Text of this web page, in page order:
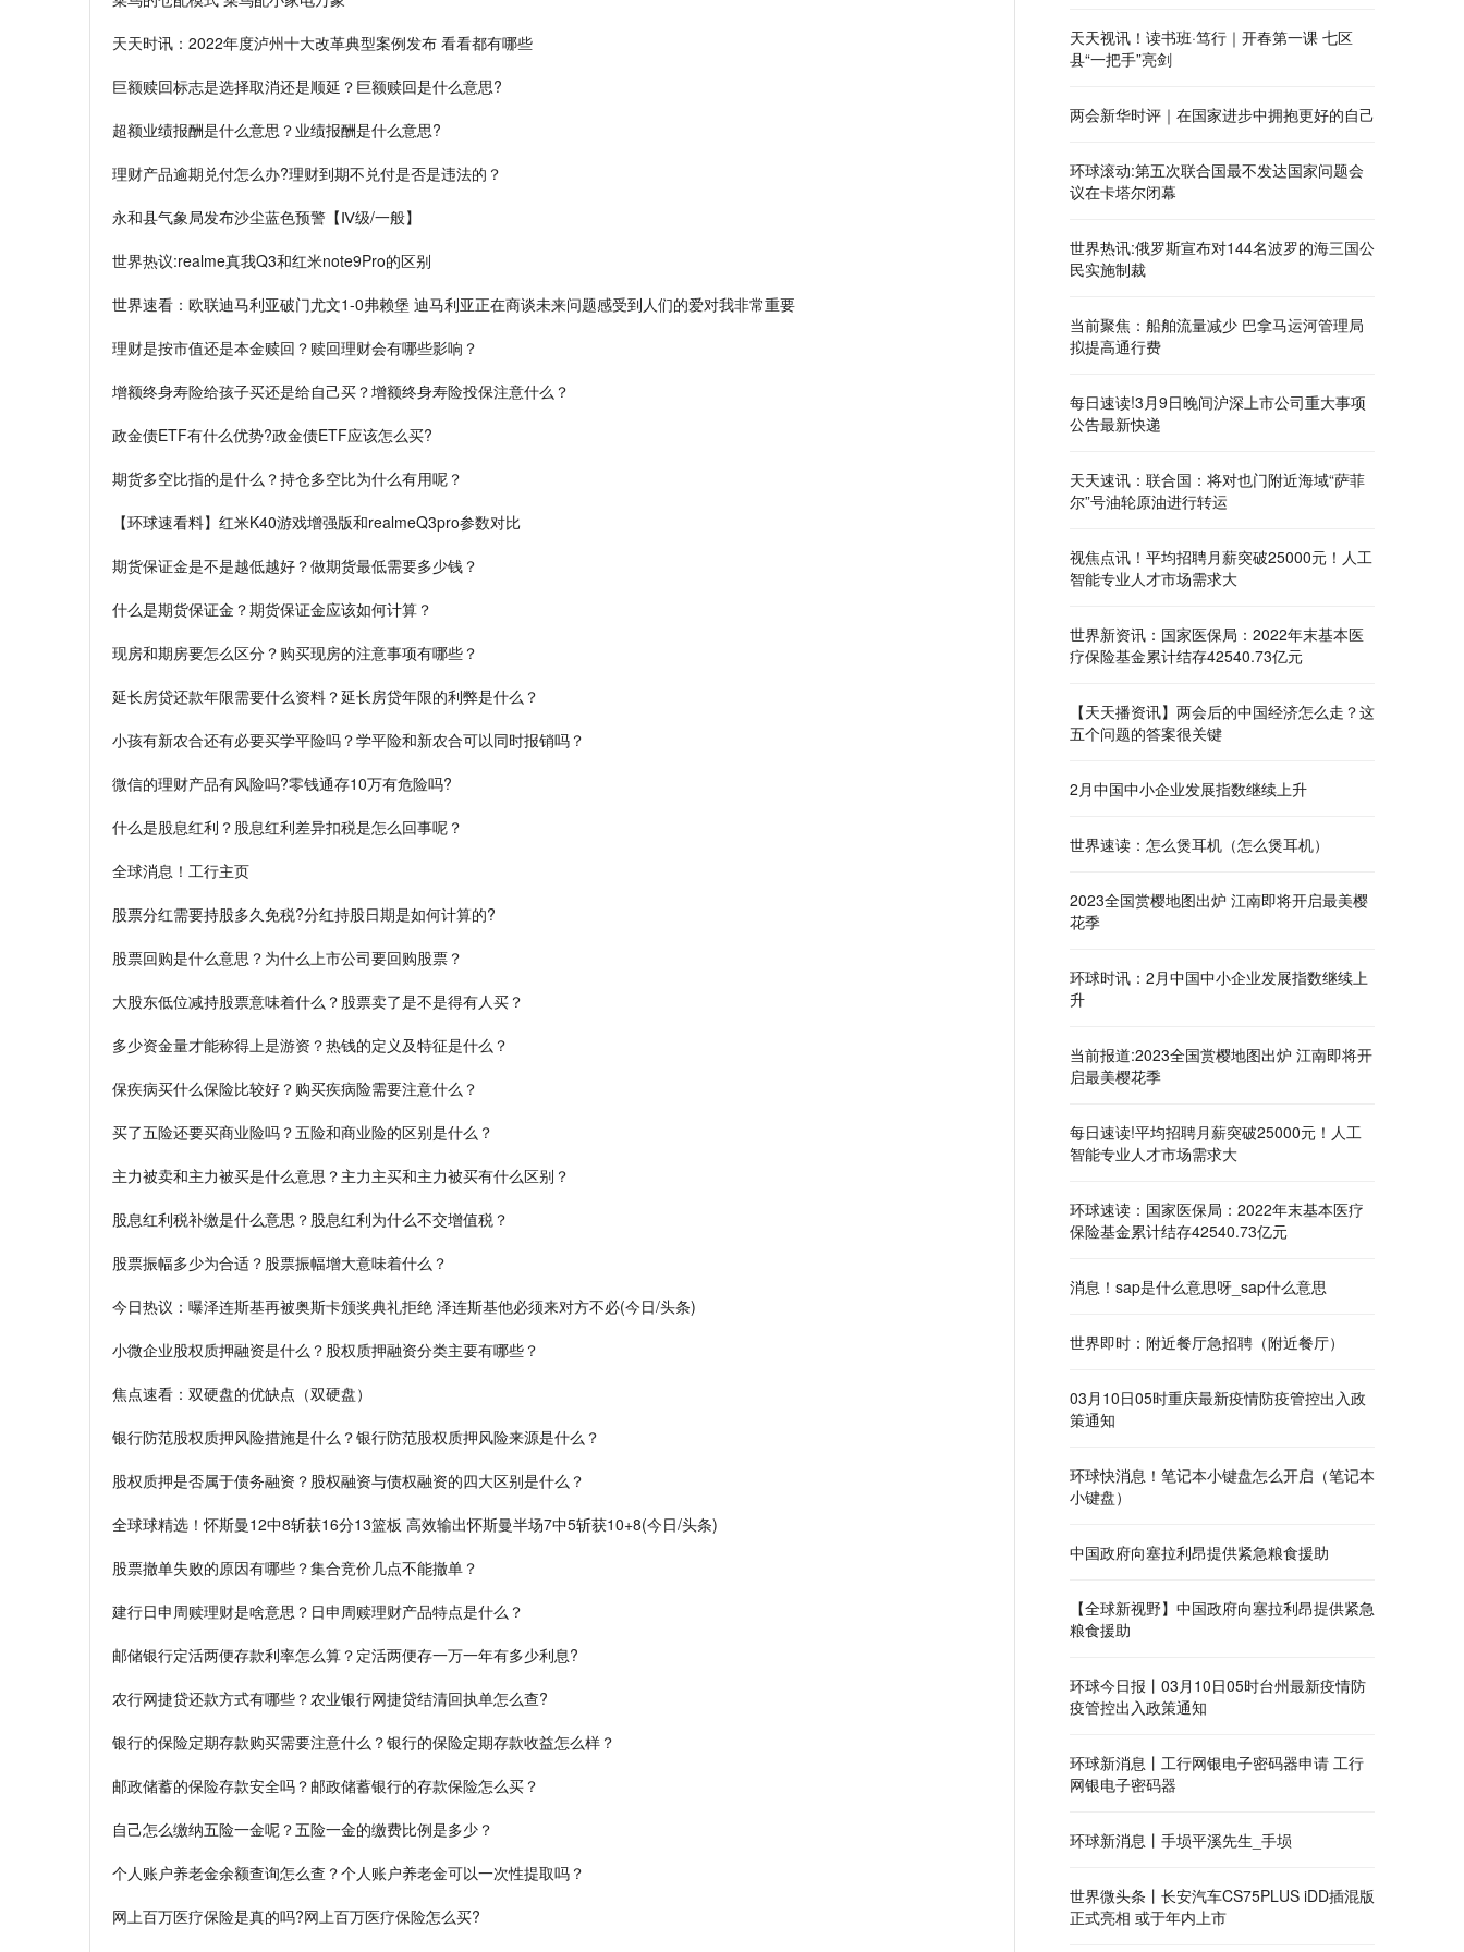
天天时讯：2022年度泸州十大改革典型案例发布 看看都有哪些
巨额赎回标志是选择取消还是顺延？巨额赎回是什么意思?
超额业绩报酬是什么意思？业绩报酬是什么意思?
理财产品逾期兑付怎么办?理财到期不兑付是否是违法的？
永和县气象局发布沙尘蓝色预警【Ⅳ级/一般】
世界热议:realme真我Q3和红米note9Pro的区别
世界速看：欧联迪马利亚破门尤文1-0弗赖堡 迪马利亚正在商谈未来问题感受到人们的爱对我非常重要
理财是按市值还是本金赎回？赎回理财会有哪些影响？
增额终身寿险给孩子买还是给自己买？增额终身寿险投保注意什么？
政金债ETF有什么优势?政金债ETF应该怎么买?
期货多空比指的是什么？持仓多空比为什么有用呢？
【环球速看料】红米K40游戏增强版和realmeQ3pro参数对比
期货保证金是不是越低越好？做期货最低需要多少钱？
什么是期货保证金？期货保证金应该如何计算？
现房和期房要怎么区分？购买现房的注意事项有哪些？
延长房贷还款年限需要什么资料？延长房贷年限的利弊是什么？
小孩有新农合还有必要买学平险吗？学平险和新农合可以同时报销吗？
微信的理财产品有风险吗?零钱通存10万有危险吗?
什么是股息红利？股息红利差异扣税是怎么回事呢？
全球消息！工行主页
股票分红需要持股多久免税?分红持股日期是如何计算的?
股票回购是什么意思？为什么上市公司要回购股票？
大股东低位减持股票意味着什么？股票卖了是不是得有人买？
多少资金量才能称得上是游资？热钱的定义及特征是什么？
保疾病买什么保险比较好？购买疾病险需要注意什么？
买了五险还要买商业险吗？五险和商业险的区别是什么？
主力被卖和主力被买是什么意思？主力主买和主力被买有什么区别？
股息红利税补缴是什么意思？股息红利为什么不交增值税？
股票振幅多少为合适？股票振幅增大意味着什么？
今日热议：曝泽连斯基再被奥斯卡颁奖典礼拒绝 泽连斯基他必须来对方不必(今日/头条)
小微企业股权质押融资是什么？股权质押融资分类主要有哪些？
焦点速看：双硬盘的优缺点（双硬盘）
银行防范股权质押风险措施是什么？银行防范股权质押风险来源是什么？
股权质押是否属于债务融资？股权融资与债权融资的四大区别是什么？
全球球精选！怀斯曼12中8斩获16分13篮板 高效输出怀斯曼半场7中5斩获10+8(今日/头条)
股票撤单失败的原因有哪些？集合竞价几点不能撤单？
建行日申周赎理财是啥意思？日申周赎理财产品特点是什么？
邮储银行定活两便存款利率怎么算？定活两便存一万一年有多少利息?
农行网捷贷还款方式有哪些？农业银行网捷贷结清回执单怎么查?
银行的保险定期存款购买需要注意什么？银行的保险定期存款收益怎么样？
邮政储蓄的保险存款安全吗？邮政储蓄银行的存款保险怎么买？
自己怎么缴纳五险一金呢？五险一金的缴费比例是多少？
个人账户养老金余额查询怎么查？个人账户养老金可以一次性提取吗？
网上百万医疗保险是真的吗?网上百万医疗保险怎么买?
天天视讯！读书班·笃行｜开春第一课 七区
县“一把手”亮剑
两会新华时评｜在国家进步中拥抱更好的自己
环球滚动:第五次联合国最不发达国家问题会
议在卡塔尔闭幕
世界热讯:俄罗斯宣布对144名波罗的海三国公
民实施制裁
当前聚焦：船舶流量减少 巴拿马运河管理局
拟提高通行费
每日速读!3月9日晚间沪深上市公司重大事项
公告最新快递
天天速讯：联合国：将对也门附近海域“萨菲
尔”号油轮原油进行转运
视焦点讯！平均招聘月薪突破25000元！人工
智能专业人才市场需求大
世界新资讯：国家医保局：2022年末基本医
疗保险基金累计结存42540.73亿元
【天天播资讯】两会后的中国经济怎么走？这
五个问题的答案很关键
2月中国中小企业发展指数继续上升
世界速读：怎么煲耳机（怎么煲耳机）
2023全国赏樱地图出炉 江南即将开启最美樱
花季
环球时讯：2月中国中小企业发展指数继续上
升
当前报道:2023全国赏樱地图出炉 江南即将开
启最美樱花季
每日速读!平均招聘月薪突破25000元！人工
智能专业人才市场需求大
环球速读：国家医保局：2022年末基本医疗
保险基金累计结存42540.73亿元
消息！sap是什么意思呀_sap什么意思
世界即时：附近餐厅急招聘（附近餐厅）
03月10日05时重庆最新疫情防疫管控出入政
策通知
环球快消息！笔记本小键盘怎么开启（笔记本
小键盘）
中国政府向塞拉利昂提供紧急粮食援助
【全球新视野】中国政府向塞拉利昂提供紧急
粮食援助
环球今日报丨03月10日05时台州最新疫情防
疫管控出入政策通知
环球新消息丨工行网银电子密码器申请 工行
网银电子密码器
环球新消息丨手埙平溪先生_手埙
世界微头条丨长安汽车CS75PLUS iDD插混版
正式亮相 或于年内上市